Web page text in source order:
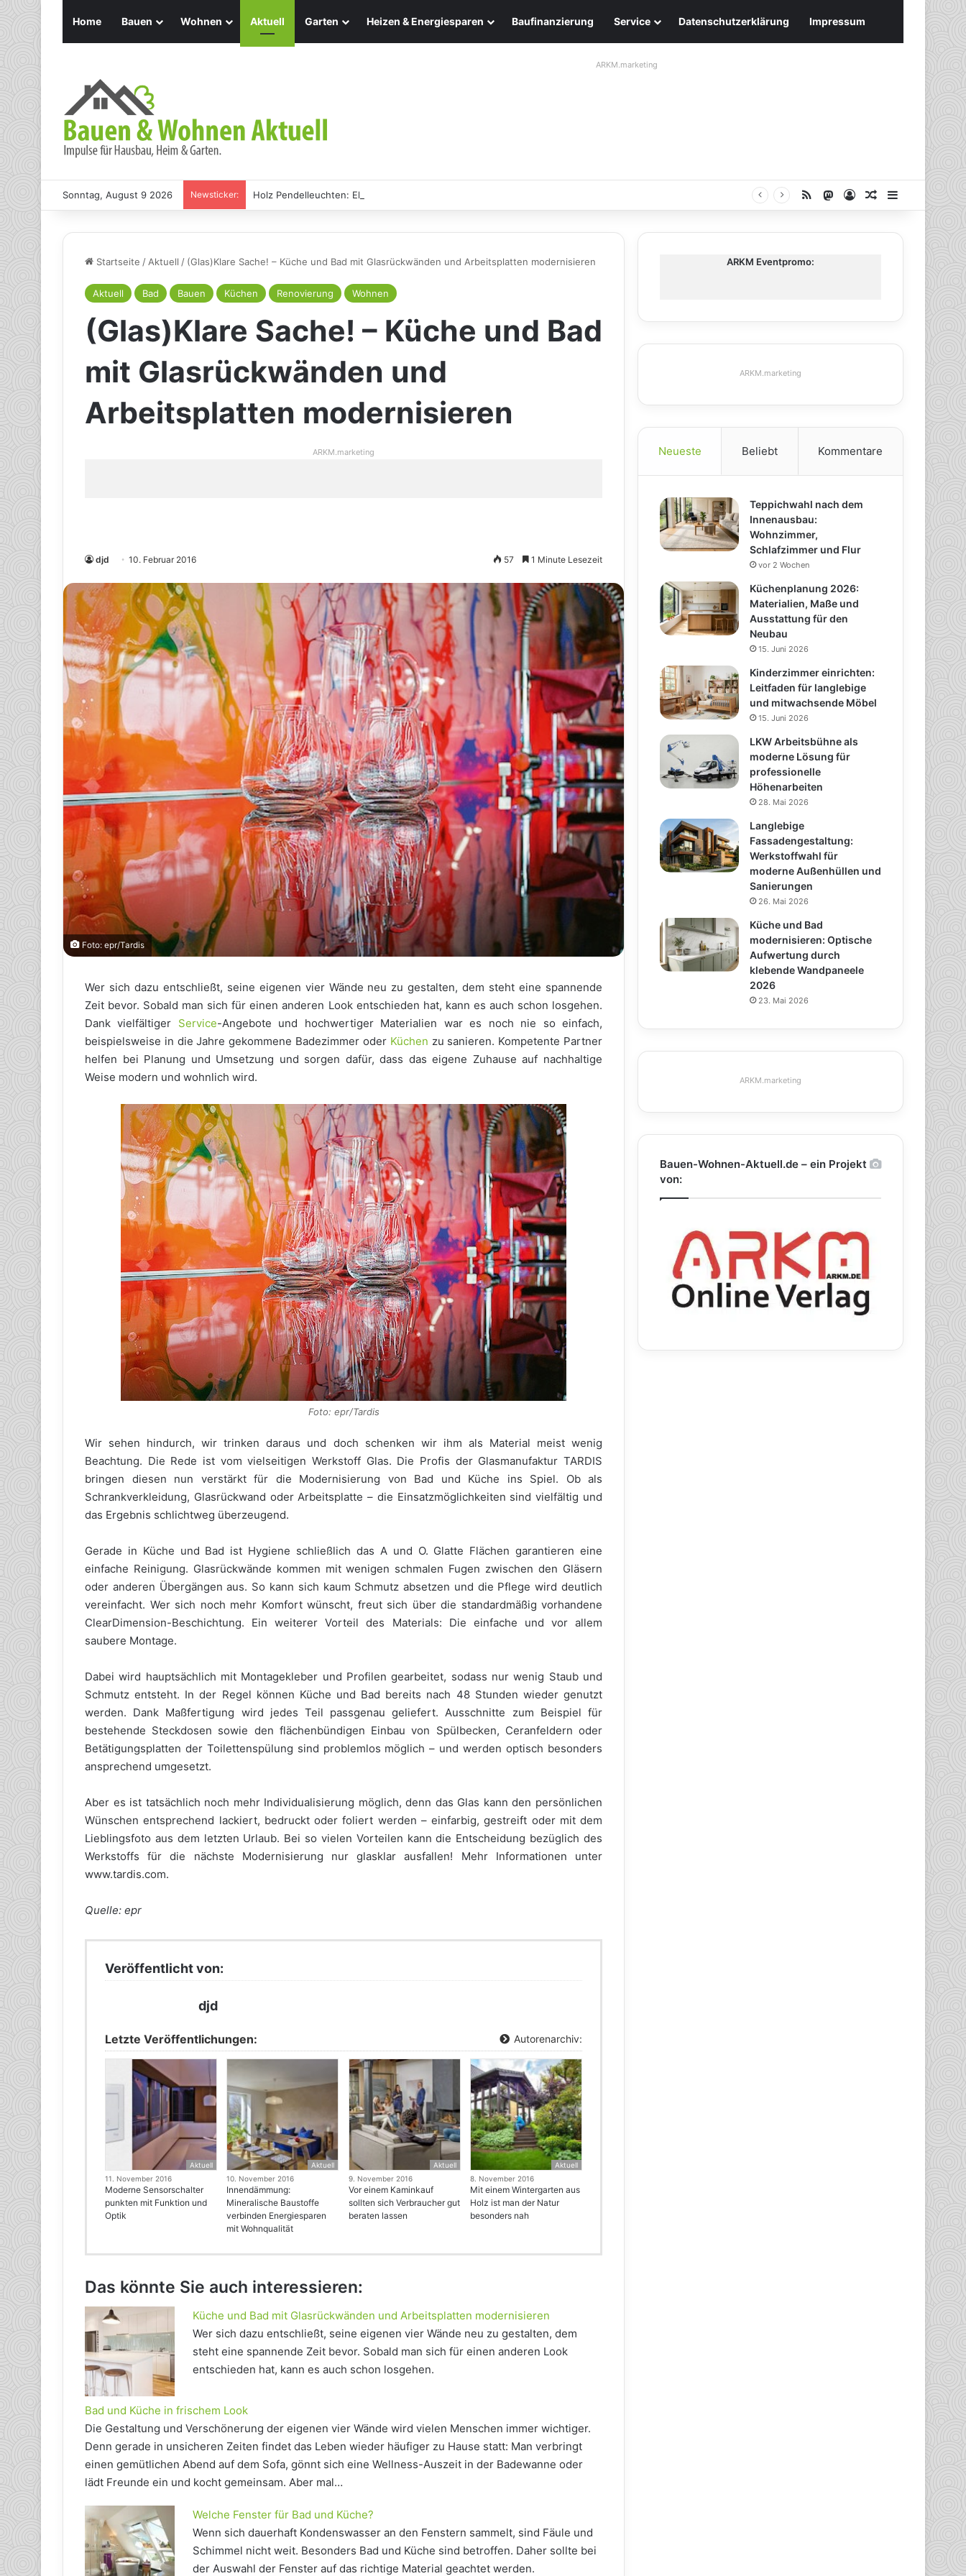
Home Bauen Wohnen Aktuell Garten Heizen & Energiesparen Baufinanzierung Service Datenschutzerklärung Impressum
ARKM.marketing
Sonntag, August 9 2026 Newsticker: Holz Pendelleuchten: Eleganz und Nachhaltigkeit für Ihr Zuhause RSS Mastodon
AnmeldenZufälliger
Startseite /Aktuell / (Glas)Klare Sache! – Küche und Bad mit Glasrückwänden und Arbeitsplatten modernisieren
Aktuell Bad Bauen Küchen Renovierung Wohnen
(Glas)Klare Sache! – Küche und Bad
mit Glasrückwänden und
Arbeitsplatten modernisieren
ARKM.marketing
djd 10. Februar 2016 57 1 Minute Lesezeit
Foto: epr/Tardis
Wer sich dazu entschließt, seine eigenen vier Wände neu zu gestalten, dem steht eine spannende
Zeit bevor. Sobald man sich für einen anderen Look entschieden hat, kann es auch schon losgehen.
Dank vielfältiger Service-Angebote und hochwertiger Materialien war es noch nie so einfach,
beispielsweise in die Jahre gekommene Badezimmer oder Küchen zu sanieren. Kompetente Partner
helfen bei Planung und Umsetzung und sorgen dafür, dass das eigene Zuhause auf nachhaltige
Weise modern und wohnlich wird.
Foto: epr/Tardis
Wir sehen hindurch, wir trinken daraus und doch schenken wir ihm als Material meist wenig
Beachtung. Die Rede ist vom vielseitigen Werkstoff Glas. Die Profis der Glasmanufaktur TARDIS
bringen diesen nun verstärkt für die Modernisierung von Bad und Küche ins Spiel. Ob als
Schrankverkleidung, Glasrückwand oder Arbeitsplatte – die Einsatzmöglichkeiten sind vielfältig und
das Ergebnis schlichtweg überzeugend.
Gerade in Küche und Bad ist Hygiene schließlich das A und O. Glatte Flächen garantieren eine
einfache Reinigung. Glasrückwände kommen mit wenigen schmalen Fugen zwischen den Gläsern
oder anderen Übergängen aus. So kann sich kaum Schmutz absetzen und die Pflege wird deutlich
vereinfacht. Wer sich noch mehr Komfort wünscht, freut sich über die standardmäßig vorhandene
ClearDimension-Beschichtung. Ein weiterer Vorteil des Materials: Die einfache und vor allem
saubere Montage.
Dabei wird hauptsächlich mit Montagekleber und Profilen gearbeitet, sodass nur wenig Staub und
Schmutz entsteht. In der Regel können Küche und Bad bereits nach 48 Stunden wieder genutzt
werden. Dank Maßfertigung wird jedes Teil passgenau geliefert. Ausschnitte zum Beispiel für
bestehende Steckdosen sowie den flächenbündigen Einbau von Spülbecken, Ceranfeldern oder
Betätigungsplatten der Toilettenspülung sind problemlos möglich – und werden optisch besonders
ansprechend umgesetzt.
Aber es ist tatsächlich noch mehr Individualisierung möglich, denn das Glas kann den persönlichen
Wünschen entsprechend lackiert, bedruckt oder foliert werden – einfarbig, gestreift oder mit dem
Lieblingsfoto aus dem letzten Urlaub. Bei so vielen Vorteilen kann die Entscheidung bezüglich des
Werkstoffs für die nächste Modernisierung nur glasklar ausfallen! Mehr Informationen unter
www.tardis.com.
Quelle: epr
Veröffentlicht von:
djd
Letzte Veröffentlichungen: Autorenarchiv:
Aktuell
11. November 2016
Moderne Sensorschalter
punkten mit Funktion und
Optik
Aktuell
10. November 2016
Innendämmung:
Mineralische Baustoffe
verbinden Energiesparen
mit Wohnqualität
Aktuell
9. November 2016
Vor einem Kaminkauf
sollten sich Verbraucher gut
beraten lassen
Aktuell
8. November 2016
Mit einem Wintergarten aus
Holz ist man der Natur
besonders nah
Das könnte Sie auch interessieren:
Küche und Bad mit Glasrückwänden und Arbeitsplatten modernisieren
Wer sich dazu entschließt, seine eigenen vier Wände neu zu gestalten, dem
steht eine spannende Zeit bevor. Sobald man sich für einen anderen Look
entschieden hat, kann es auch schon losgehen.
Bad und Küche in frischem Look
Die Gestaltung und Verschönerung der eigenen vier Wände wird vielen Menschen immer wichtiger.
Denn gerade in unsicheren Zeiten findet das Leben wieder häufiger zu Hause statt: Man verbringt
einen gemütlichen Abend auf dem Sofa, gönnt sich eine Wellness-Auszeit in der Badewanne oder
lädt Freunde ein und kocht gemeinsam. Aber mal…
Welche Fenster für Bad und Küche?
Wenn sich dauerhaft Kondenswasser an den Fenstern sammelt, sind Fäule und
Schimmel nicht weit. Besonders Bad und Küche sind betroffen. Daher sollte bei
der Auswahl der Fenster auf das richtige Material geachtet werden.
ARKM Eventpromo:
ARKM.marketing
Neueste Beliebt Kommentare
Teppichwahl nach dem
Innenausbau:
Wohnzimmer,
Schlafzimmer und Flur
vor 2 Wochen
Küchenplanung 2026:
Materialien, Maße und
Ausstattung für den
Neubau
15. Juni 2026
Kinderzimmer einrichten:
Leitfaden für langlebige
und mitwachsende Möbel
15. Juni 2026
LKW Arbeitsbühne als
moderne Lösung für
professionelle
Höhenarbeiten
28. Mai 2026
Langlebige
Fassadengestaltung:
Werkstoffwahl für
moderne Außenhüllen und
Sanierungen
26. Mai 2026
Küche und Bad
modernisieren: Optische
Aufwertung durch
klebende Wandpaneele
2026
23. Mai 2026
ARKM.marketing
Bauen-Wohnen-Aktuell.de – ein Projekt
von: